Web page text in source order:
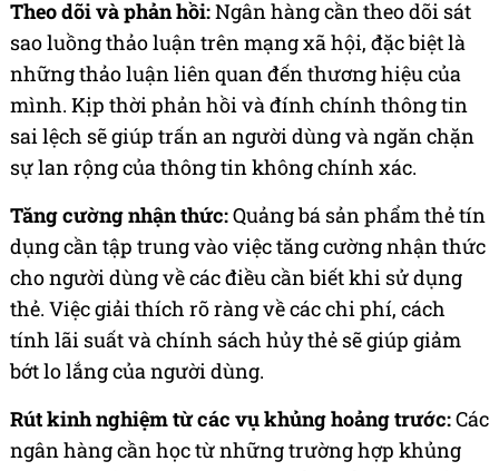
Theo dõi và phản hồi:Ngân hàng cần theo dõi sát
sao luồng thảo luận trên mạng xã hội, đặc biệt là
những thảo luận liên quan đến thương hiệu của
mình. Kịp thời phản hồi và đính chính thông tin
sai lệch sẽ giúp trấn an người dùng và ngăn chặn
sự lan rộng của thông tin không chính xác.
Tăng cường nhận thức:Quảng bá sản phẩm thẻ tín
dụng cần tập trung vào việc tăng cường nhận thức
cho người dùng về các điều cần biết khi sử dụng
thẻ. Việc giải thích rõ ràng về các chi phí, cách
tính lãi suất và chính sách hủy thẻ sẽ giúp giảm
bớt lo lắng của người dùng.
Rút kinh nghiệm từ các vụ khủng hoảng trước:Các
ngân hàng cần học từ những trường hợp khủng